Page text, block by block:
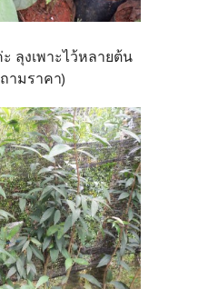
ลุงเพาะไว้หลายต้น
ามราคา)